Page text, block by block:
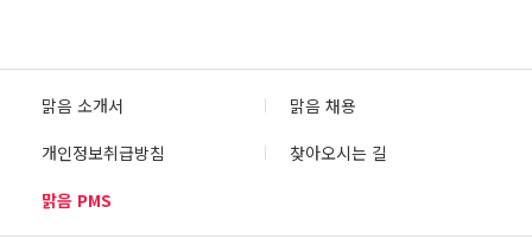
맑음 소개서
맑음 채용
개인정보취급방침
찾아오시는 길
맑음 PMS